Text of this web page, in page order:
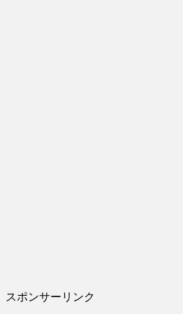
スポンサーリンク